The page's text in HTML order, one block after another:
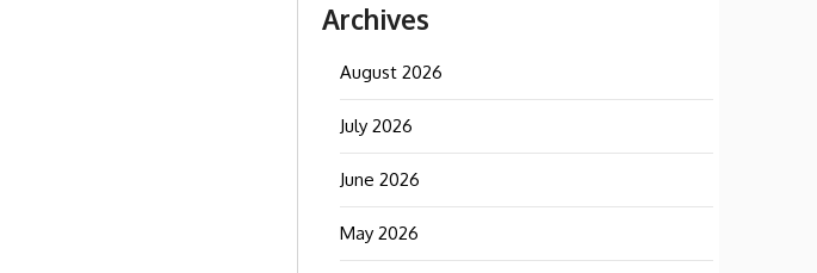
Archives
August 2026
July 2026
June 2026
May 2026